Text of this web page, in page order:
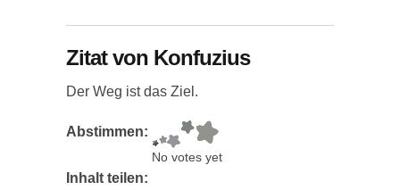
Zitat von Konfuzius
Der Weg ist das Ziel.
Abstimmen:
No votes yet
Inhalt teilen: